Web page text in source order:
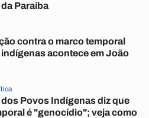
Paraíba
contra o marco temporal
acontece em João
Povos Indígenas diz que
é "genocídio"; veja como